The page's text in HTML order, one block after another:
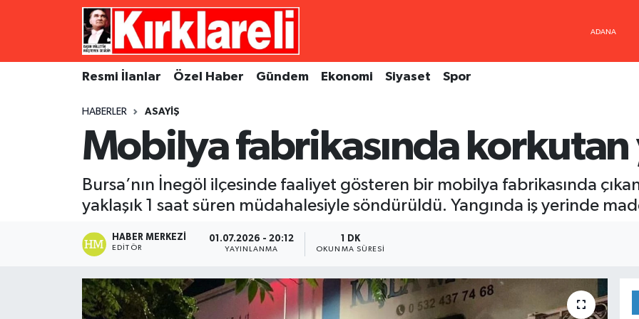
Resmi İlanlar Özel Haber Gündem Ekonomi Siyaset Spor
HABERLER ASAYIŞ
Mobilya fabrikasında korkutan
Bursa’nın İnegöl ilçesinde faaliyet gösteren bir mobilya fabrikasında
yaklaşık 1 saat süren müdahalesiyle söndürüldü. Yangında iş yerinde
HABER MERKEZI
EDITÖR
01.07.2026 - 20:12
YAYINLANMA
1 DK
OKUNMA SÜRESI
Resmi İlanlar
Ekonomi
Kültür Sanat
Magazin
Merkez Nöbetçi Eczaneler
Merkez Trafik Yoğunluk Haritası
Süper Lig Puan Durumu ve Fikstür
Tüm Manşetler
Son Dakika Haberleri